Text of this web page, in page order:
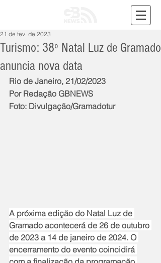
Turismo: 38º Natal Luz de Gramado
anuncia nova data
21 de fev. de 2023
Rio de Janeiro, 21/02/2023
Por Redação GBNEWS
Foto: Divulgação/Gramadotur
A próxima edição do Natal Luz de
Gramado acontecerá de 26 de outubro
de 2023 a 14 de janeiro de 2024. O
encerramento do evento coincidirá